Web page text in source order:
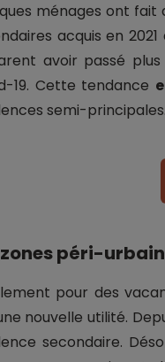
ménages ont
acquis en
avoir passé
19. Cette tendance
semi-principales.
zones péri-
pour des
nouvelle utilité.
secondaire.